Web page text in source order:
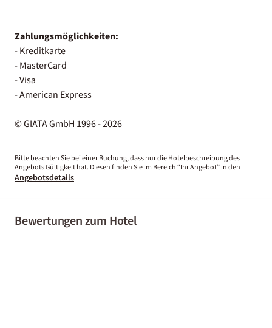
Zahlungsmöglichkeiten:
- Kreditkarte
- MasterCard
- Visa
- American Express
© GIATA GmbH 1996 - 2026
Bitte beachten Sie bei einer Buchung, dass nur die Hotelbeschreibung des
Angebots Gültigkeit hat. Diesen finden Sie im Bereich “Ihr Angebot” in den
Angebotsdetails.
Bewertungen zum Hotel